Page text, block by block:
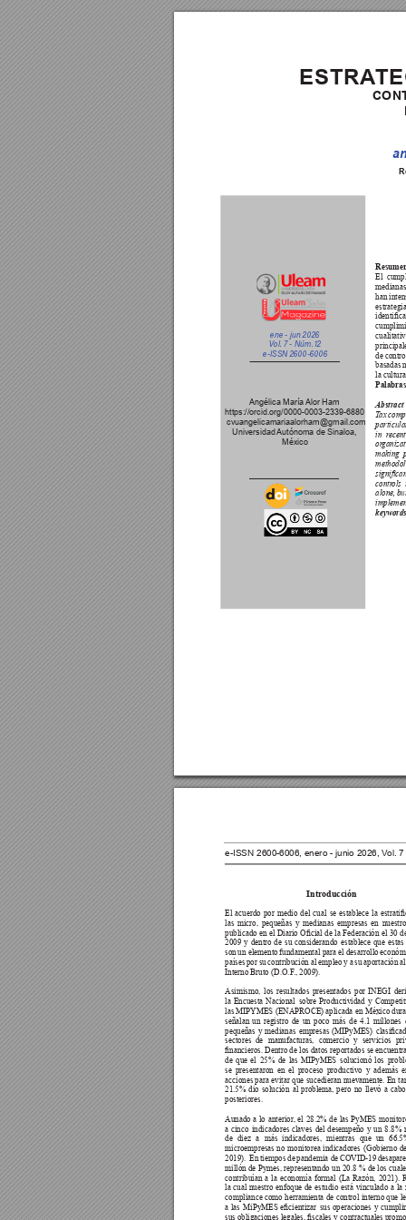
ene - jun 2026
Vol. 7 - Núm. 12
e-ISSN 2600-6006
ESTRA
El
han
de
basadas
la
Abstract
Tax
in r
or
making
controls
alone,
Angélica María Alor Ham
https://orcid.org/0000-0003-2339-6880
cvuangelicamariaalorham@gmail.com
Universidad Autónoma de Sinaloa,
México
e-ISSN 2600-6006, enero - junio 2026, Vol. 7
Introducción
El acuerdo por medio del cual se establece la
las micro, pequeñas y medianas empresas en
publicado en el Diario Ocial de la Federación el 30
2009 y dentro de su considerando establece que estas
son un elemento fundamental para el desarrollo
países por su contribución al empleo y a su aportación
Interno Bruto (D.O.F., 2009).
Asimismo, los resultados presentados por INEGI
la Encuesta Nacional sobre Productividad y
las MIPYMES (ENAPROCE) aplicada en México
señalan un registro de un poco más de 4.1 millones
pequeñas y medianas empresas (MIPyMES)
sectores de manufacturas, comercio y servicios
nancieros. Dentro de los datos reportados se
de que el 25% de las MIPyMES solucionó los
se presentaron en el proceso productivo y además
acciones para evitar que sucedieran nuevamente. En
21.5% dio solución al problema, pero no llevó a
posteriores.
Aunado a lo anterior, el 28.2% de las PyMES
a cinco indicadores claves del desempeño y un 8.8%
de diez a más indicadores, mientras que un
microempresas no monitorea indicadores (Gobierno
2019). En tiempos de pandemia de COVID-19
millón de Pymes, representando un 20.8 % de los
contribuían a la economía formal (La Razón, 2021).
la cual nuestro enfoque de estudio está vinculado a la
compliance como herramienta de control interno que
a las MiPyMES ecientizar sus operaciones y
sus obligaciones legales, scales y contractuales